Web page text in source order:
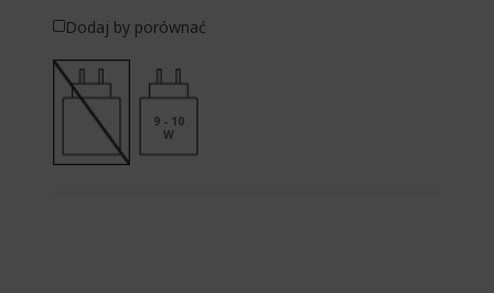
Dodaj by porównać
9 - 10
W